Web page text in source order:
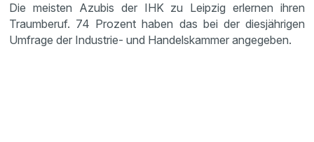
Die meisten Azubis der IHK zu Leipzig erlernen ihren
Traumberuf. 74 Prozent haben das bei der diesjährigen
Umfrage der Industrie- und Handelskammer angegeben.